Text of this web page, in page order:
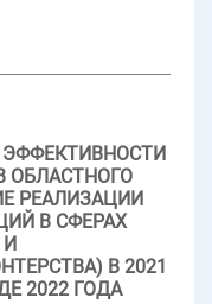
ОБЛАСТНОГО
РЕАЛИЗАЦИИ
В СФЕРАХ
В 2021
2022 ГОДА